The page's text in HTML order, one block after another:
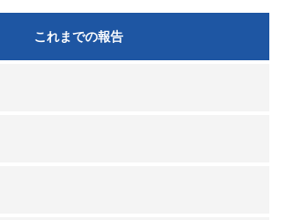
これまでの報告